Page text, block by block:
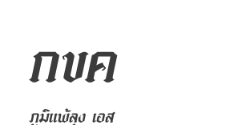
ภูมิแพ้ลุง เอส